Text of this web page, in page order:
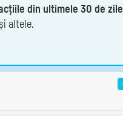
din ultimele 30 de zile
altele.